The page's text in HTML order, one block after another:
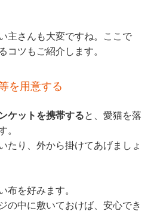
主さんも大変ですね。ここで
コツもご紹介します。
を用意する
ケットを携帯すると、愛猫を落
。
たり、外から掛けてあげましょ
布を好みます。
の中に敷いておけば、安心でき